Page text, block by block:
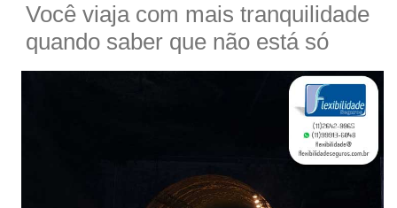
Você viaja com mais tranquilidade
quando saber que não está só